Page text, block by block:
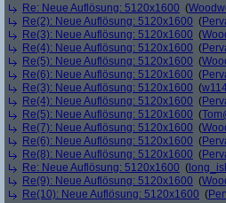
Re: Neue Auflösung: 5120x1600 (
Re(2): Neue Auflösung: 5120x1600 (
Re(3): Neue Auflösung: 5120x1600 (
Re(4): Neue Auflösung: 5120x1600 (
Re(5): Neue Auflösung: 5120x1600 (
Re(6): Neue Auflösung: 5120x1600 (
Re(3): Neue Auflösung: 5120x1600 (
Re(4): Neue Auflösung: 5120x1600 (
Re(5): Neue Auflösung: 5120x1600 (
Re(7): Neue Auflösung: 5120x1600 (
Re(6): Neue Auflösung: 5120x1600 (
Re(8): Neue Auflösung: 5120x1600 (
Re: Neue Auflösung: 5120x1600 (
Re(9): Neue Auflösung: 5120x1600 (
Re(10): Neue Auflösung: 5120x1600 (